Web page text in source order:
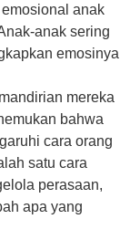
anak
anak sering
emosinya
mereka
bahwa
cara orang
satu cara
perasaan,
apa yang